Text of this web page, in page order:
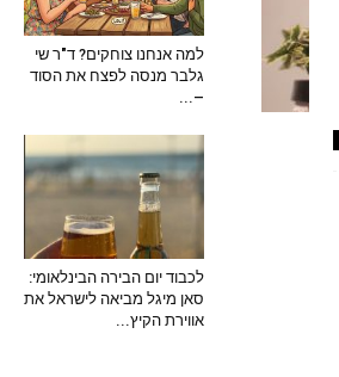
למה אנחנו צוחקים? ד"ר שי
גלבר מנסה לפצח את הסוד
–...
לכבוד יום הבירה הבינלאומי:
סאן מיגל מביאה לישראל את
אווירת הקיץ...